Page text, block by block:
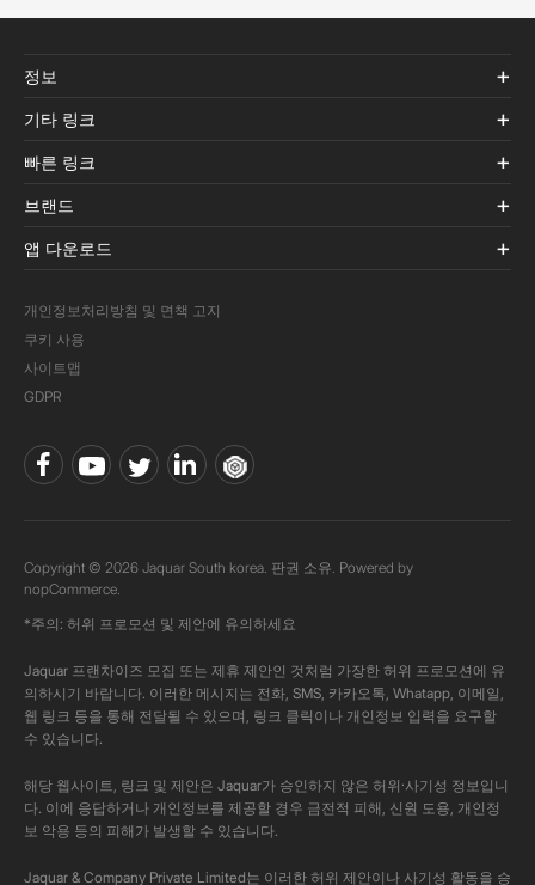
정보
기타 링크
빠른 링크
브랜드
앱 다운로드
개인정보처리방침 및 면책 고지
쿠키 사용
사이트맵
GDPR
Copyright © 2026 Jaquar South korea. 판권 소유. Powered by
nopCommerce.
*주의: 허위 프로모션 및 제안에 유의하세요
Jaquar 프랜차이즈 모집 또는 제휴 제안인 것처럼 가장한 허위 프로모션에 유
의하시기 바랍니다. 이러한 메시지는 전화, SMS, 카카오톡, Whatapp, 이메일,
웹 링크 등을 통해 전달될 수 있으며, 링크 클릭이나 개인정보 입력을 요구할
수 있습니다.
해당 웹사이트, 링크 및 제안은 Jaquar가 승인하지 않은 허위·사기성 정보입니
다. 이에 응답하거나 개인정보를 제공할 경우 금전적 피해, 신원 도용, 개인정
보 악용 등의 피해가 발생할 수 있습니다.
Jaquar & Company Private Limited는 이러한 허위 제안이나 사기성 활동을 승